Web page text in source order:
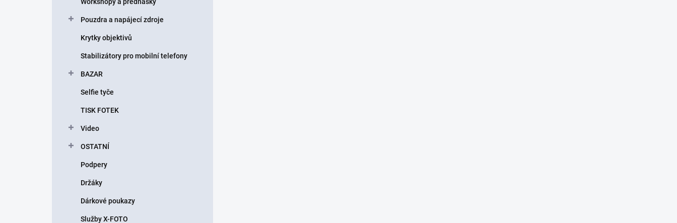
Pouzdra a napájecí zdroje
Krytky objektivů
Stabilizátory pro mobilní telefony
BAZAR
Selfie tyče
TISK FOTEK
Video
OSTATNÍ
Podpery
Držáky
Dárkové poukazy
Služby X-FOTO